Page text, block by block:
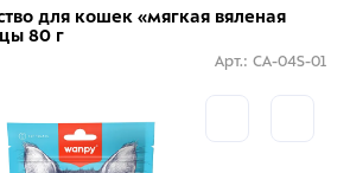
для кошек «мягкая вяленая
80 г
Арт.: CA-04S-01